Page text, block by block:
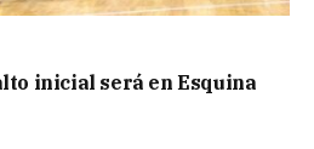
inicial será en Esquina